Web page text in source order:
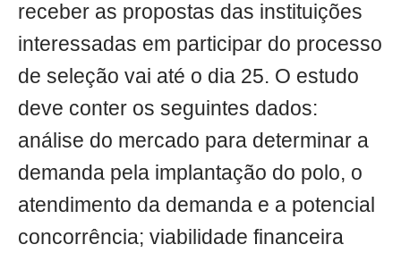
receber as propostas das instituições
interessadas em participar do processo
de seleção vai até o dia 25. O estudo
deve conter os seguintes dados:
análise do mercado para determinar a
demanda pela implantação do polo, o
atendimento da demanda e a potencial
concorrência; viabilidade financeira